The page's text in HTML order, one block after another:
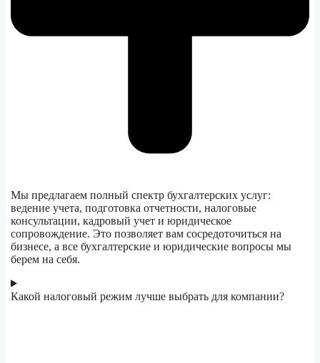
Мы предлагаем полный спектр бухгалтерских услуг:
ведение учета, подготовка отчетности, налоговые
консультации, кадровый учет и юридическое
сопровождение. Это позволяет вам сосредоточиться на
бизнесе, а все бухгалтерские и юридические вопросы мы
берем на себя.
Какой налоговый режим лучше выбрать для компании?